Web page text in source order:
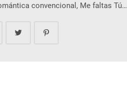
convencional, Me faltas Tú…